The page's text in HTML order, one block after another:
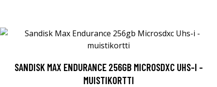
SANDISK MAX ENDURANCE 256GB MICROSDXC UHS-I -
MUISTIKORTTI